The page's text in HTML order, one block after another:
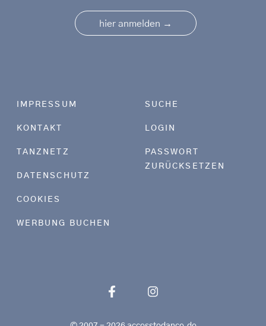
hier anmelden →
Footer menu
IMPRESSUM
KONTAKT
TANZNETZ
DATENSCHUTZ
COOKIES
WERBUNG BUCHEN
SUCHE
LOGIN
PASSWORT
ZURÜCKSETZEN